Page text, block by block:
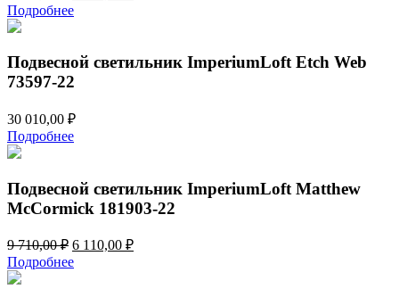
цена
составляла
990,00 ₽.
Подробнее
Подвесной светильник ImperiumLoft Etch Web
73597-22
30 010,00 ₽
Подробнее
Подвесной светильник ImperiumLoft Matthew
McCormick 181903-22
9 710,00₽ Первоначальная
цена
составляла
6 110,00 ₽Текущая
Подробнее